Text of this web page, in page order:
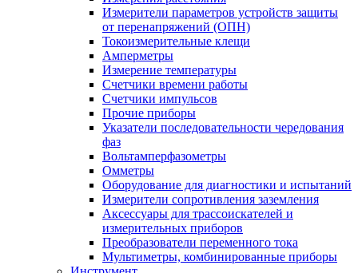
Измерители параметров устройств защиты
от перенапряжений (ОПН)
Токоизмерительные клещи
Амперметры
Измерение температуры
Счетчики времени работы
Счетчики импульсов
Прочие приборы
Указатели последовательности чередования
фаз
Вольтамперфазометры
Омметры
Оборудование для диагностики и испытаний
Измерители сопротивления заземления
Аксессуары для трассоискателей и
измерительных приборов
Преобразователи переменного тока
Мультиметры, комбинированные приборы